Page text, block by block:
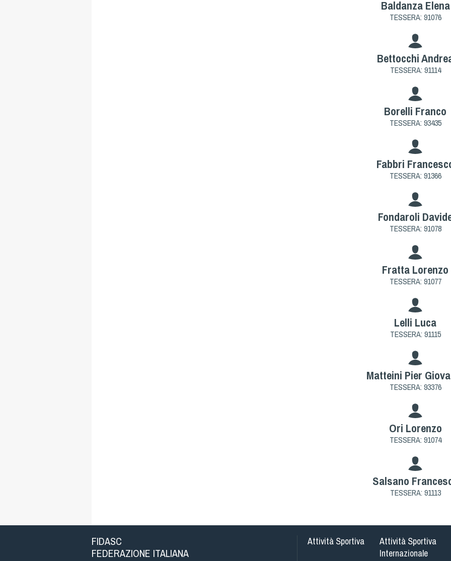
Baldanza Elena
TESSERA: 91076
Bettocchi
TESSERA: 91114
Borelli Franco
TESSERA: 93435
Fabbri
TESSERA: 91366
Fondaroli
TESSERA: 91078
Fratta Lorenzo
TESSERA: 91077
Lelli Luca
TESSERA: 91115
Matteini Pier
TESSERA: 93376
Ori Lorenzo
TESSERA: 91074
Salsano
TESSERA: 91113
FIDASC
FEDERAZIONE ITALIANA
Attività Sportiva
Attività Sportiva
Internazionale